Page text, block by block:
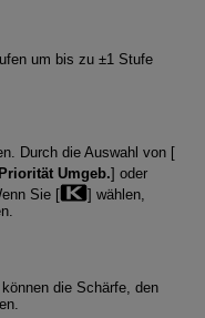
um bis zu ±1 Stufe
Durch die Auswahl von [
Umgeb.] oder
Sie [
] wählen,
die Schärfe, den